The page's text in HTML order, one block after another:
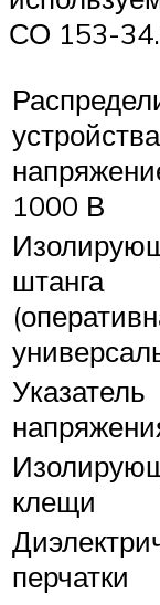
СО 153-
устройства
1000 В
штанга
Указатель
клещи
перчатки